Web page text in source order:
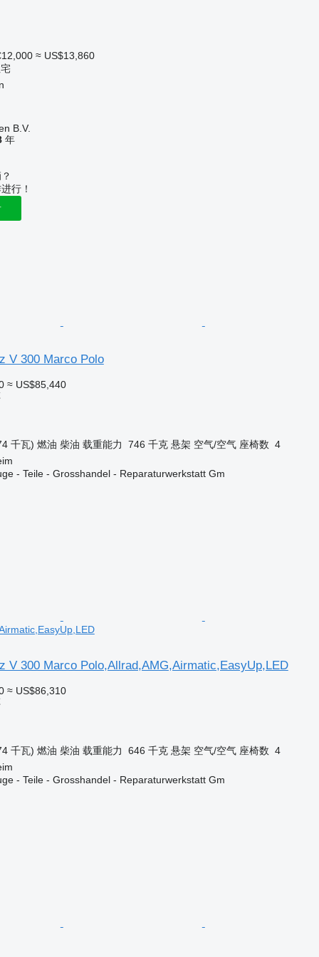
≈ US$13,860
B.V.
年
行！
V 300 Marco Polo
≈ US$85,440
千瓦) 燃油 柴油 载重能力 746 千克 悬架 空气/空气 座椅数 4
- Teile - Grosshandel - Reparaturwerkstatt Gm
V 300 Marco Polo,Allrad,AMG,Airmatic,EasyUp,LED
≈ US$86,310
千瓦) 燃油 柴油 载重能力 646 千克 悬架 空气/空气 座椅数 4
- Teile - Grosshandel - Reparaturwerkstatt Gm